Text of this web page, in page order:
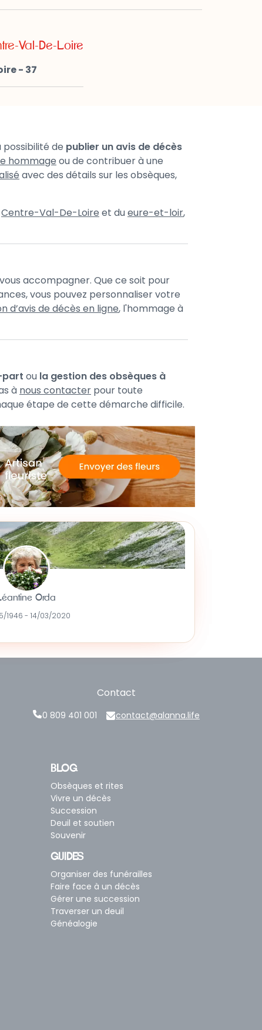
Val-De-Loire
- 37
de publier un avis de décès
hommage ou de contribuer à une
avec des détails sur les obsèques,
Centre-Val-De-Loire et dueure-et-loir,
accompagner. Que ce soit pour
vous pouvez personnaliser votre
d’avis de décès en ligne, l'hommage à
part ou la gestion des obsèques à
à nous contacter pour toute
étape de cette démarche difficile.
Orda
1946 - 14/03/2020
Contact
0 809 401 001 contact@alanna.life
BLOG
Obsèques et rites
Vivre un décès
Succession
Deuil et soutien
Souvenir
GUIDES
Organiser des funérailles
Faire face à un décès
Gérer une succession
Traverser un deuil
Généalogie